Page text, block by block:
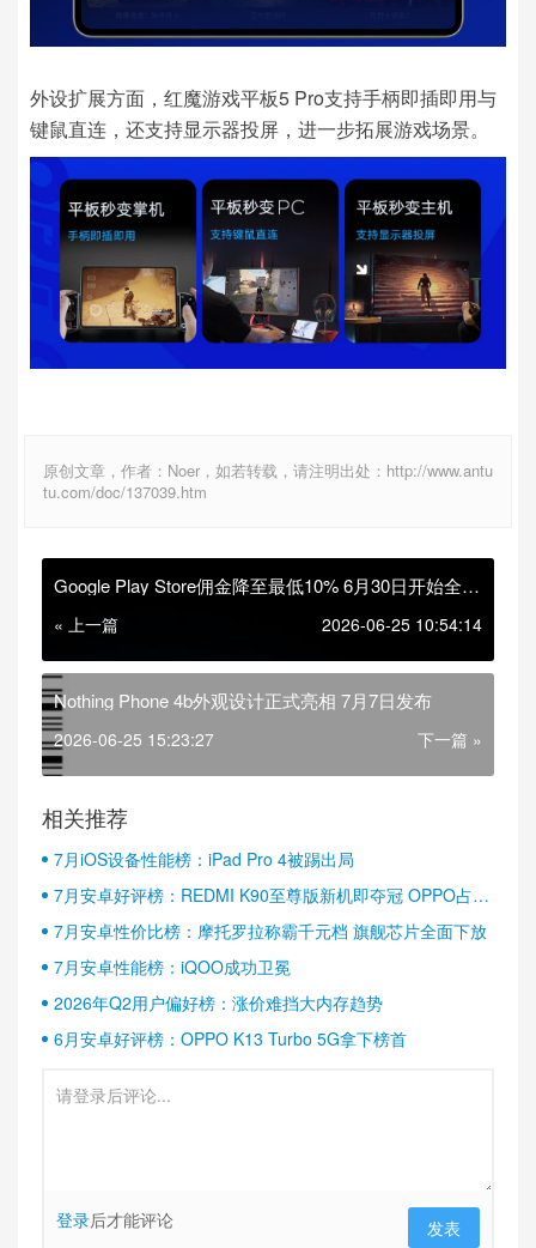
外设扩展方面，红魔游戏平板5 Pro支持手柄即插即用与
键鼠直连，还支持显示器投屏，进一步拓展游戏场景。
原创文章，作者：Noer，如若转载，请注明出处：http://www.antu
tu.com/doc/137039.htm
Google Play Store佣金降至最低10% 6月30日开始全球
开放第三方支付
« 上一篇 2026-06-25 10:54:14
Nothing Phone 4b外观设计正式亮相 7月7日发布
2026-06-25 15:23:27 下一篇 »
相关推荐
7月iOS设备性能榜：iPad Pro 4被踢出局
7月安卓好评榜：REDMI K90至尊版新机即夺冠 OPPO占据
半壁江山
7月安卓性价比榜：摩托罗拉称霸千元档 旗舰芯片全面下放
7月安卓性能榜：iQOO成功卫冕
2026年Q2用户偏好榜：涨价难挡大内存趋势
6月安卓好评榜：OPPO K13 Turbo 5G拿下榜首
登录后才能评论 发表